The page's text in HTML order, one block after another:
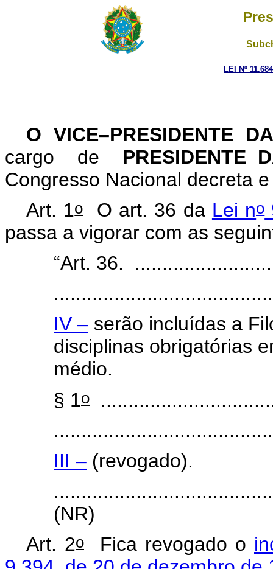
LEI Nº
O VICE–PRESIDENTE
cargo de PRESIDENTE
Congresso Nacional decreta
Art. 1oO art. 36 da Lei no
passa a vigorar com as
“Art. 36.
IV – serão incluídas a
disciplinas obrigatórias
médio.
§ 1o
III – (revogado).
(NR)
Art. 2o Fica revogado o